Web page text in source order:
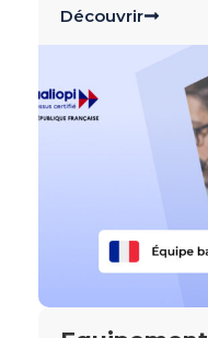
Découvrir